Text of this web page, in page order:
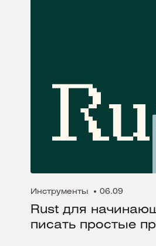
Инструменты 06.09
Rust для
писать простые